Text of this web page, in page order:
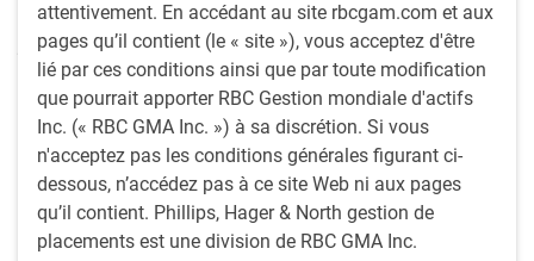
attentivement. En accédant au site rbcgam.com et aux
pages qu’il contient (le « site »), vous acceptez d'être
lié par ces conditions ainsi que par toute modification
que pourrait apporter RBC Gestion mondiale d'actifs
Inc. (« RBC GMA Inc. ») à sa discrétion. Si vous
n'acceptez pas les conditions générales figurant ci-
dessous, n’accédez pas à ce site Web ni aux pages
qu’il contient. Phillips, Hager & North gestion de
placements est une division de RBC GMA Inc.
CFA (2001) ; B. Com. (finance) (1996), Université de Calgary
; B. Sc. (biologie) (1986), Université de la Colombie-
Britannique, Canada.
M. Willock est premier directeur général et premier
gestionnaire de portefeuille dans l’équipe Actions nord-
américaines RBC, RBC GMA. À ce titre, il est actuellement
responsable des mandats d’actions américaines de base et
de revenu. Avant son arrivée au sein de la société en 2002,